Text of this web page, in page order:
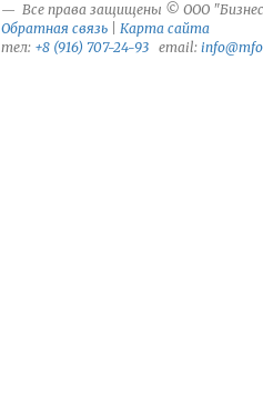
Все права защищены © ООО
Обратная связь
Карта сайта
тел: +8 (916) 707-24-93 email: